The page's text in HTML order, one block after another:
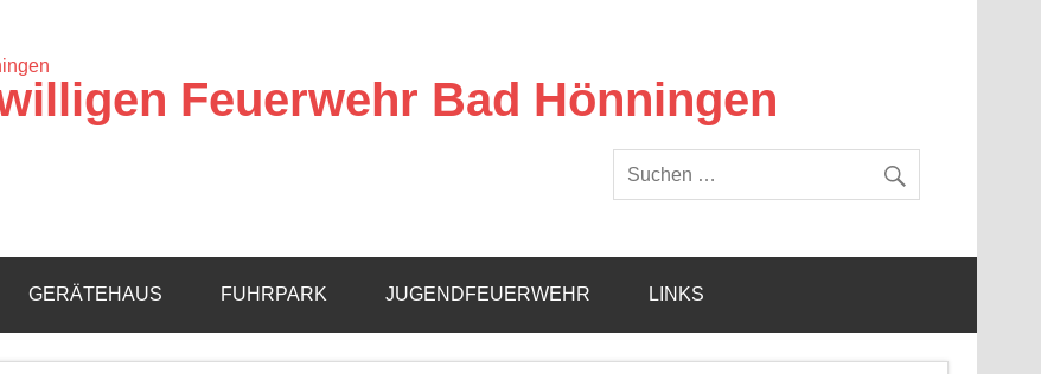
Feuerwehr Bad Hönningen
GERÄTEHAUS FUHRPARK JUGENDFEUERWEHR LINKS